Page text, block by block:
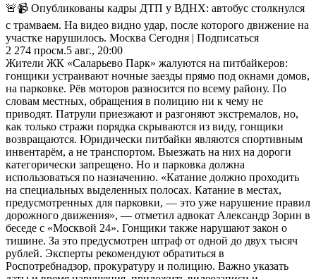
🚨📹 Опубликованы кадры ДТП у ВДНХ: автобус столкнулся
с трамваем. На видео видно удар, после которого движение на
участке нарушилось. Москва Сегодня | Подписаться
2 274 просм.5 авг., 20:00
Жители ЖК «Саларьево Парк» жалуются на питбайкеров:
гонщики устраивают ночные заезды прямо под окнами домов,
на парковке. Рёв моторов разносится по всему району. По
словам местных, обращения в полицию ни к чему не
приводят. Патрули приезжают и разгоняют экстремалов, но,
как только стражи порядка скрываются из виду, гонщики
возвращаются. Юридически питбайки являются спортивным
инвентарём, а не транспортом. Выезжать на них на дороги
категорически запрещено. Но и парковка должна
использоваться по назначению. «Катание должно проходить
на специальных выделенных полосах. Катание в местах,
предусмотренных для парковки, — это уже нарушение правил
дорожного движения», — отметил адвокат Александр Зорин в
беседе с «Москвой 24». Гонщики также нарушают закон о
тишине. За это предусмотрен штраф от одной до двух тысяч
рублей. Эксперты рекомендуют обратиться в
Роспотребнадзор, прокуратуру и полицию. Важно указать